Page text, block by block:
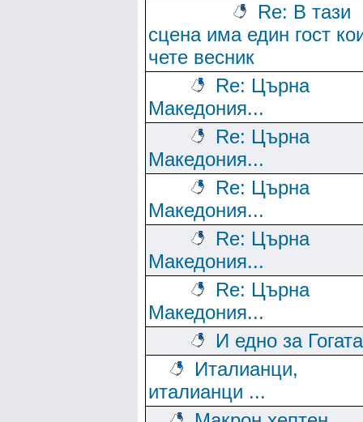
Re: В тази
сцена има един гост
чете весник
Re: Църна
Македония...
Re: Църна
Македония...
Re: Църна
Македония...
Re: Църна
Македония...
Re: Църна
Македония...
И едно за Гогата
Италианци,
италианци ...